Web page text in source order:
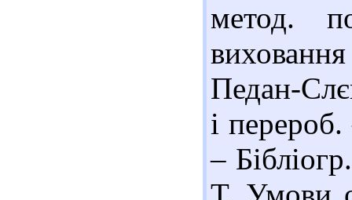
метод.
Педан-
і
–